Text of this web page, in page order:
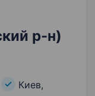
р-н)
Киев,